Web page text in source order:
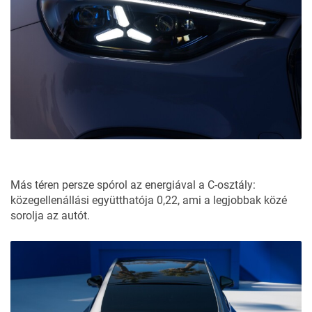
Más téren persze spórol az energiával a C-osztály:
közegellenállási együtthatója 0,22, ami a legjobbak közé
sorolja az autót.